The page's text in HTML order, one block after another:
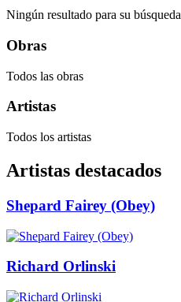
Ningún resultado para su búsqueda
Obras
Todos las obras
Artistas
Todos los artistas
Artistas destacados
Shepard Fairey (Obey)
Richard Orlinski